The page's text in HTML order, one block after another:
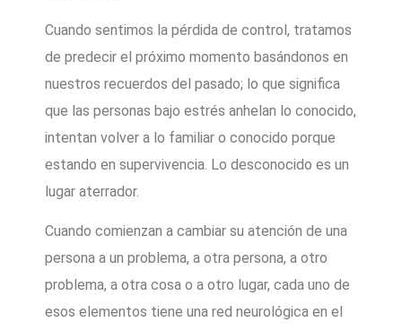
Cuando sentimos la pérdida de control, tratamos
de predecir el próximo momento basándonos en
nuestros recuerdos del pasado; lo que significa
que las personas bajo estrés anhelan lo conocido,
intentan volver a lo familiar o conocido porque
estando en supervivencia. Lo desconocido es un
lugar aterrador.
Cuando comienzan a cambiar su atención de una
persona a un problema, a otra persona, a otro
problema, a otra cosa o a otro lugar, cada uno de
esos elementos tiene una red neurológica en el